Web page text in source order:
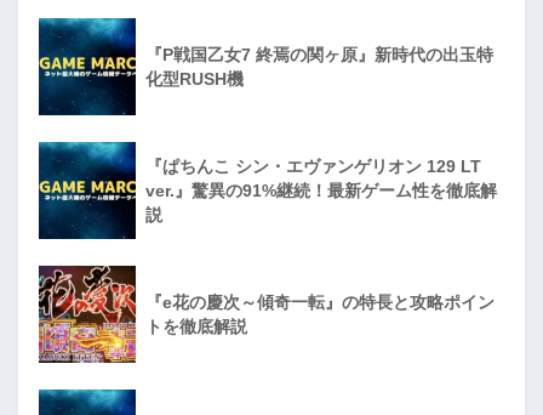
『P戦国乙女7 終焉の関ヶ原』新時代の出玉特
化型RUSH機
『ぱちんこ シン・エヴァンゲリオン 129 LT
ver.』驚異の91%継続！最新ゲーム性を徹底解
説
『e花の慶次～傾奇一転』の特長と攻略ポイン
トを徹底解説